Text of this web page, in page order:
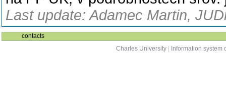
Last update: Adamec Martin,
contacts
Charles University
Information